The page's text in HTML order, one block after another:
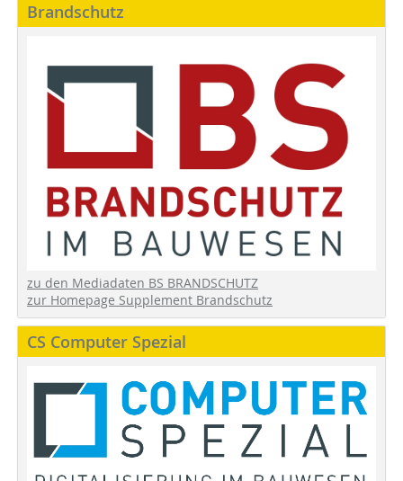
Brandschutz
zu den Mediadaten BS BRANDSCHUTZ
zur Homepage Supplement Brandschutz
CS Computer Spezial